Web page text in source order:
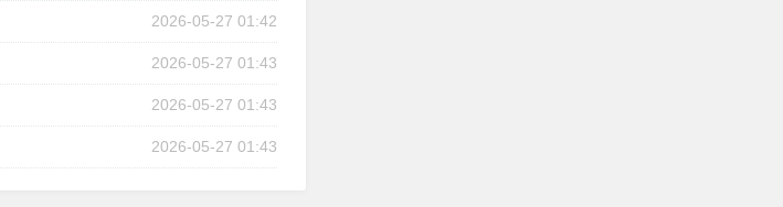
2026-05-27 01:42
2026-05-27 01:43
2026-05-27 01:43
2026-05-27 01:43